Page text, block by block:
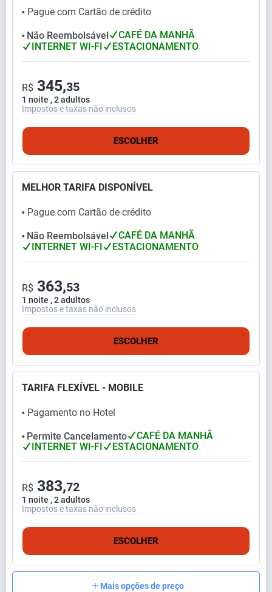
⬤ Pague com Cartão de crédito
⬤ Não Reembolsável
CAFÉ DA MANHÃ
INTERNET WI-FI
ESTACIONAMENTO
1 noite , 2 adultos
R$ 345,35
Impostos e taxas não inclusos
ESCOLHER
MELHOR TARIFA DISPONÍVEL
⬤ Pague com Cartão de crédito
⬤ Não Reembolsável
CAFÉ DA MANHÃ
INTERNET WI-FI
ESTACIONAMENTO
1 noite , 2 adultos
R$ 363,53
Impostos e taxas não inclusos
ESCOLHER
TARIFA FLEXÍVEL - MOBILE
⬤ Pagamento no Hotel
⬤ Permite Cancelamento
CAFÉ DA MANHÃ
INTERNET WI-FI
ESTACIONAMENTO
1 noite , 2 adultos
R$ 383,72
Impostos e taxas não inclusos
ESCOLHER
Mais opções de preço